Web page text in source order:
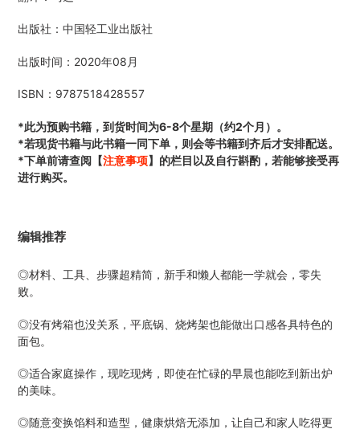
商
品
您
购
车
出版社：中国轻工业出版社
出版时间：2020年08月
ISBN：9787518428557
*此为预购书籍，到货时间为6-8个星期（约2个月）。
*若现货书籍与此书籍一同下单，则会等书籍到齐后才安排配送。
*下单前请查阅【注意事项】的栏目以及自行斟酌，若能够接受再
进行购买。
编辑推荐
◎材料、工具、步骤超精简，新手和懒人都能一学就会，零失
败。
◎没有烤箱也没关系，平底锅、烧烤架也能做出口感各具特色的
面包。
◎适合家庭操作，现吃现烤，即使在忙碌的早晨也能吃到新出炉
的美味。
◎随意变换馅料和造型，健康烘焙无添加，让自己和家人吃得更